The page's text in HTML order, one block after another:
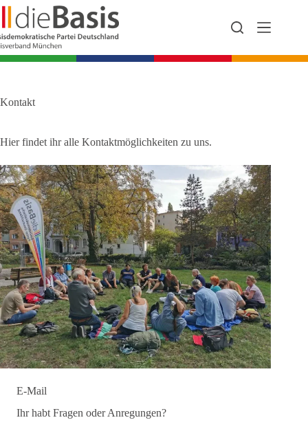
Zum
Inhalt
springen
Kontakt
Hier findet ihr alle Kontaktmöglichkeiten zu uns.
E-Mail
Ihr habt Fragen oder Anregungen?